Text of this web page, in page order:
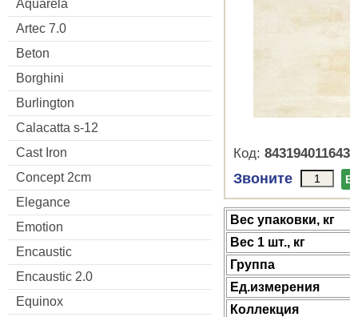
Aquarela
Artec 7.0
Beton
Borghini
Burlington
Calacatta s-12
Cast Iron
Concept 2cm
Elegance
Emotion
Encaustic
Encaustic 2.0
Equinox
Код: 8431940116438
Звоните В
Веc упаковки, кг
Вес 1 шт., кг
Группа
Ед.измерения
Коллекция